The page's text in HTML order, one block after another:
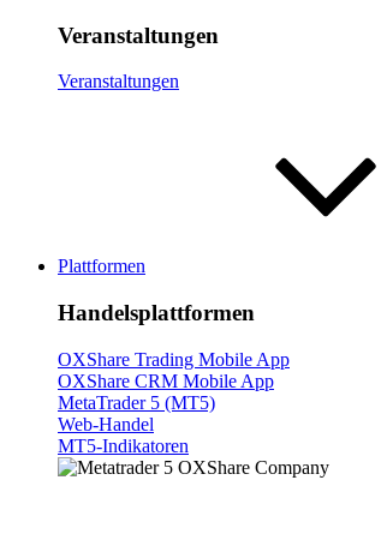
Veranstaltungen
Veranstaltungen
Plattformen
Handelsplattformen
OXShare Trading Mobile App
OXShare CRM Mobile App
MetaTrader 5 (MT5)
Web-Handel
MT5-Indikatoren